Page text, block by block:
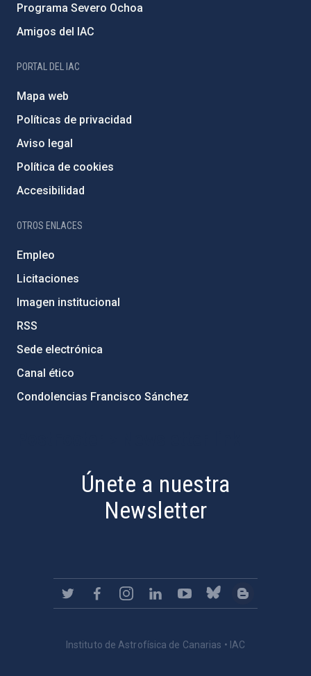
Programa Severo Ochoa
Amigos del IAC
PORTAL DEL IAC
Mapa web
Políticas de privacidad
Aviso legal
Política de cookies
Accesibilidad
OTROS ENLACES
Empleo
Licitaciones
Imagen institucional
RSS
Sede electrónica
Canal ético
Condolencias Francisco Sánchez
Únete a nuestra
Newsletter
Instituto de Astrofísica de Canarias • IAC